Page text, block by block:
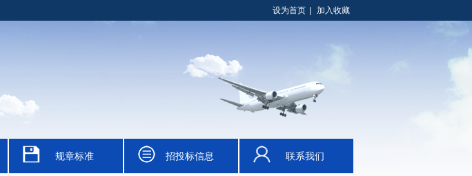
设为首页 加入收藏
规章标准 招投标信息 联系我们